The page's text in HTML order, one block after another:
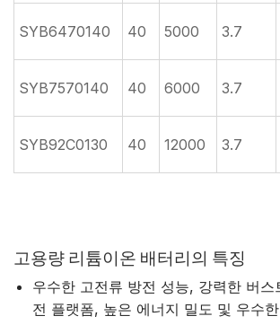
SYB6470140 40 5000 3.7
SYB7570140 40 6000 3.7
SYB92C0130 40 12000 3.7
고용량 리튬이온 배터리의 특징
우수한 고전류 방전 성능, 강력한 버
전 플랫폼, 높은 에너지 밀도 및 우수